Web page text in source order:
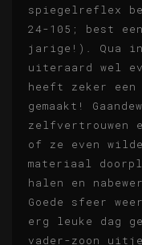
spiegelreflex
24-105; best
jarige!). Qua
uiteraard wel
heeft zeker
gemaakt!
zelfvertrouwen
of ze even
materiaal
halen en
Goede sfeer
erg leuke dag
vader-zoon